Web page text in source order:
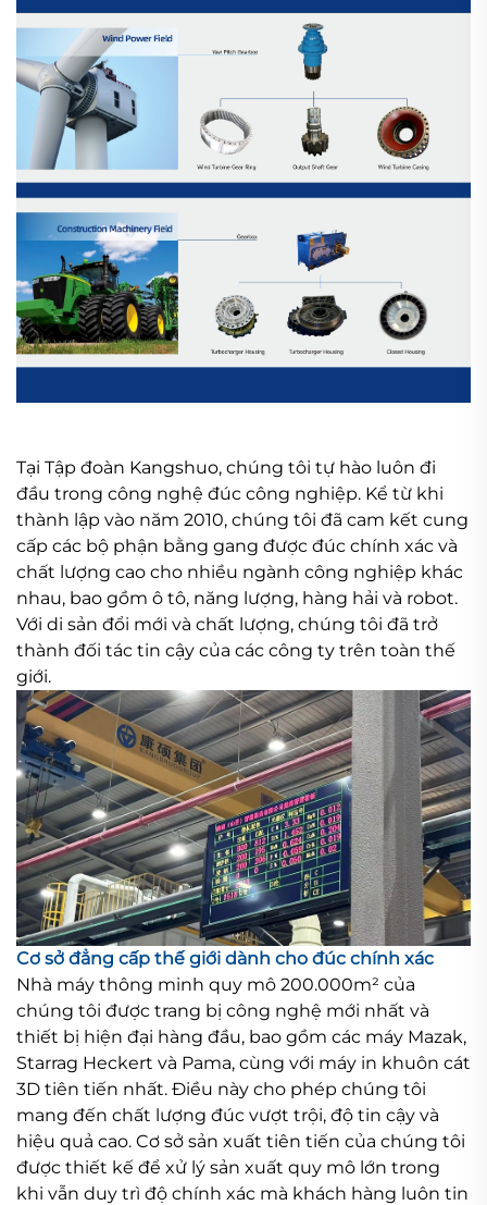
Tại Tập đoàn Kangshuo, chúng tôi tự hào luôn đi
đầu trong công nghệ đúc công nghiệp. Kể từ khi
thành lập vào năm 2010, chúng tôi đã cam kết cung
cấp các bộ phận bằng gang được đúc chính xác và
chất lượng cao cho nhiều ngành công nghiệp khác
nhau, bao gồm ô tô, năng lượng, hàng hải và robot.
Với di sản đổi mới và chất lượng, chúng tôi đã trở
thành đối tác tin cậy của các công ty trên toàn thế
giới.
Cơ sở đẳng cấp thế giới dành cho đúc chính xác
Nhà máy thông minh quy mô 200.000m² của
chúng tôi được trang bị công nghệ mới nhất và
thiết bị hiện đại hàng đầu, bao gồm các máy Mazak,
Starrag Heckert và Pama, cùng với máy in khuôn cát
3D tiên tiến nhất. Điều này cho phép chúng tôi
mang đến chất lượng đúc vượt trội, độ tin cậy và
hiệu quả cao. Cơ sở sản xuất tiên tiến của chúng tôi
được thiết kế để xử lý sản xuất quy mô lớn trong
khi vẫn duy trì độ chính xác mà khách hàng luôn tin